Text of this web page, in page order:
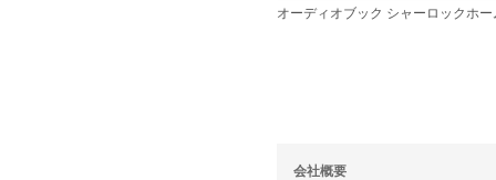
オーディオブック シャーロックホー
会社概要